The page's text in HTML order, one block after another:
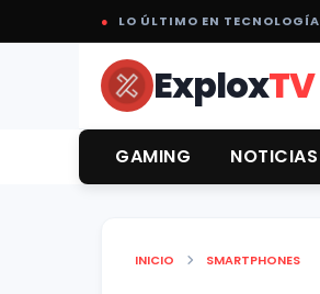
● LO ÚLTIMO EN TECNOLOGÍA
ExploxTV
GAMING NOTICIAS
INICIO SMARTPHONES